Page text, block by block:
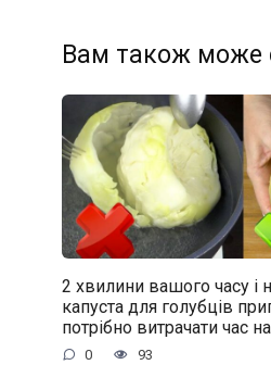
Вам також може
2 хвилини вашого часу і
капуста для голубців
потрібно витрачати час
0 93